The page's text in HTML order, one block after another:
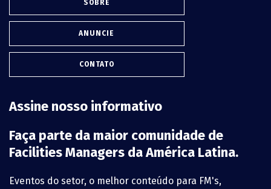
SOBRE
ANUNCIE
CONTATO
Assine nosso informativo
Faça parte da maior comunidade de
Facilities Managers da América Latina.
Eventos do setor, o melhor conteúdo para FM's,